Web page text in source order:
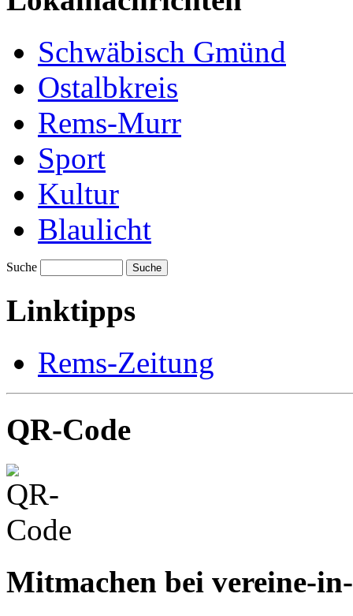
Schwäbisch Gmünd
Ostalbkreis
Rems-Murr
Sport
Kultur
Blaulicht
Suche Suche
Linktipps
Rems-Zeitung
QR-Code
Mitmachen bei vereine-